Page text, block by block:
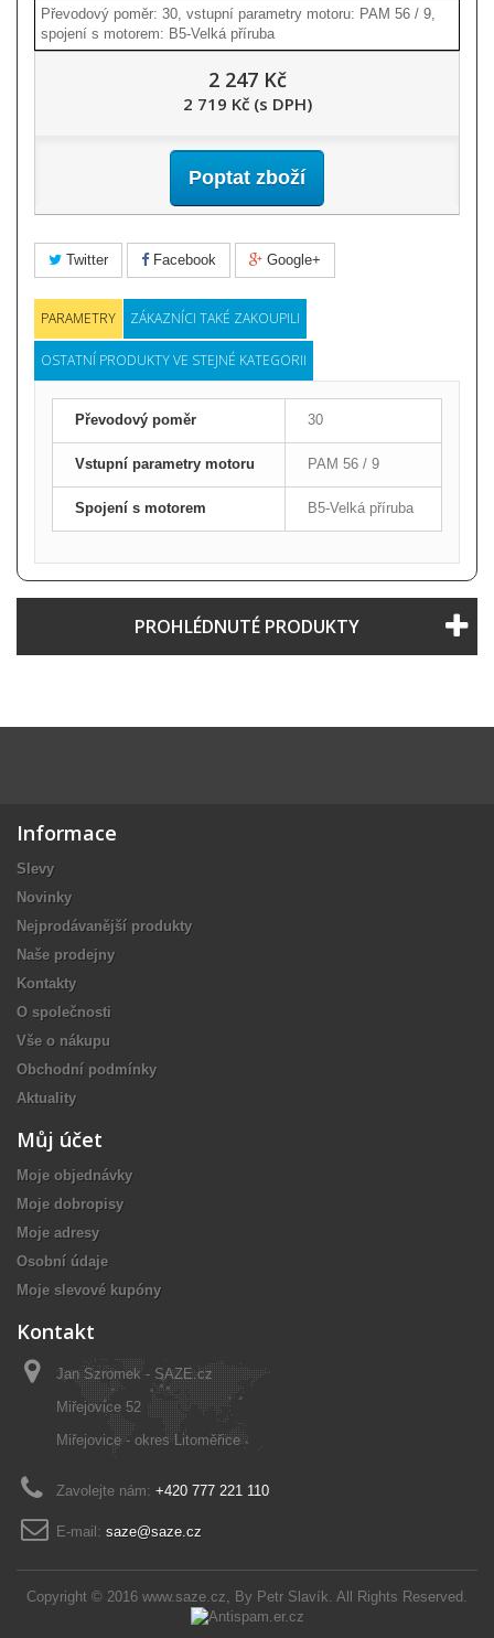
Převodový poměr: 30, vstupní parametry motoru: PAM 56 / 9,
spojení s motorem: B5-Velká příruba
2 247 Kč
2 719 Kč (s DPH)
Poptat zboží
Twitter Facebook Google+
PARAMETRY ZÁKAZNÍCI TAKÉ ZAKOUPILI
OSTATNÍ PRODUKTY VE STEJNÉ KATEGORII
Převodový poměr 30
Vstupní parametry motoru PAM 56 / 9
Spojení s motorem B5-Velká příruba
PROHLÉDNUTÉ PRODUKTY
Informace
Slevy
Novinky
Nejprodávanější produkty
Naše prodejny
Kontakty
O společnosti
Vše o nákupu
Obchodní podmínky
Aktuality
Copyright © 2016 www.saze.cz, By Petr Slavík. All Rights Reserved.
Můj účet
Moje objednávky
Moje dobropisy
Moje adresy
Osobní údaje
Moje slevové kupóny
Kontakt
Jan Szromek - SAZE.cz
Miřejovice 52
Miřejovice - okres Litoměřice
Zavolejte nám: +420 777 221 110
E-mail: saze@saze.cz